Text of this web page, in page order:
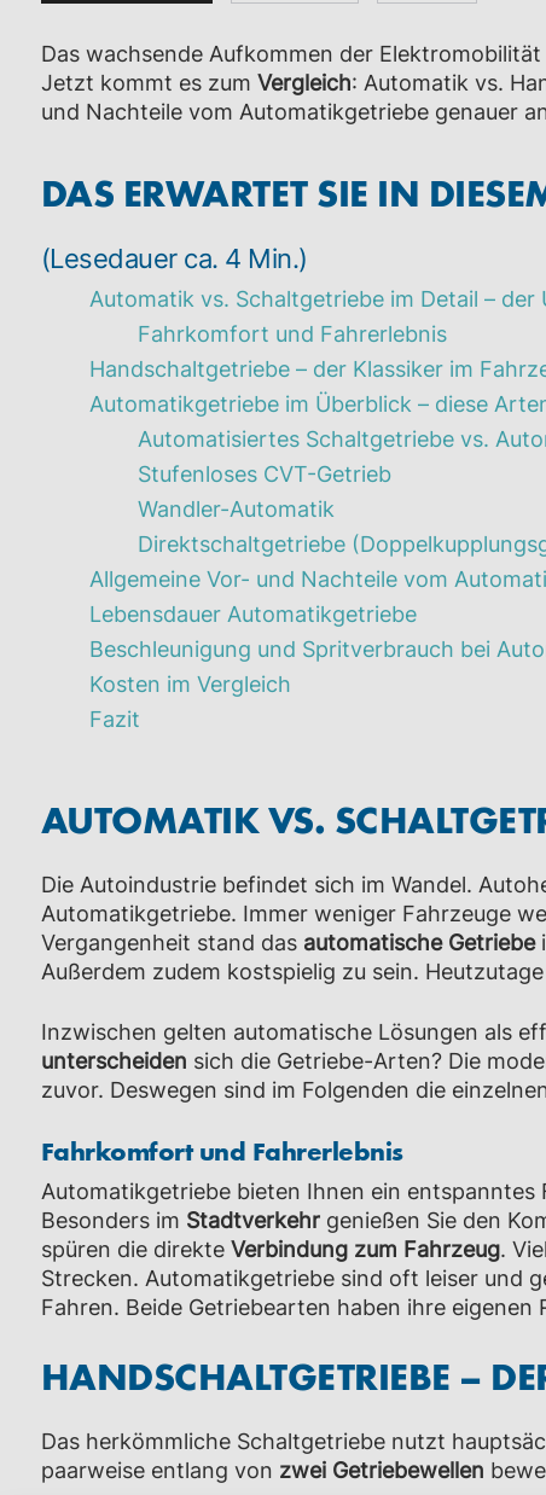
Das wachsende Aufkommen der
Jetzt kommt es zum Vergleich: Automatik vs.
und Nachteile vom Automatikgetriebe genauer
DAS ERWARTET SIE IN
(Lesedauer ca. 4 Min.)
Automatik vs. Schaltgetriebe im Detail – der
Fahrkomfort und Fahrerlebnis
Handschaltgetriebe – der Klassiker im
Automatikgetriebe im Überblick – diese
Automatisiertes Schaltgetriebe vs.
Stufenloses CVT-Getrieb
Wandler-Automatik
Direktschaltgetriebe
Allgemeine Vor- und Nachteile vom
Lebensdauer Automatikgetriebe
Beschleunigung und Spritverbrauch bei
Kosten im Vergleich
Fazit
AUTOMATIK VS.
Die Autoindustrie befindet sich im Wandel.
Automatikgetriebe. Immer weniger Fahrzeuge
Vergangenheit stand das automatische Getriebe
Außerdem zudem kostspielig zu sein.
Inzwischen gelten automatische Lösungen als
unterscheiden sich die Getriebe-Arten? Die
zuvor. Deswegen sind im Folgenden die
Fahrkomfort und Fahrerlebnis
Automatikgetriebe bieten Ihnen ein
Besonders im Stadtverkehr genießen Sie den
spüren die direkte Verbindung zum Fahrzeug.
Strecken. Automatikgetriebe sind oft leiser und
Fahren. Beide Getriebearten haben ihre eigenen
HANDSCHALTGETRIEBE –
Das herkömmliche Schaltgetriebe nutzt
paarweise entlang von zwei Getriebewellen